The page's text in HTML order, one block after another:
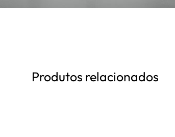
Produtos relacionados